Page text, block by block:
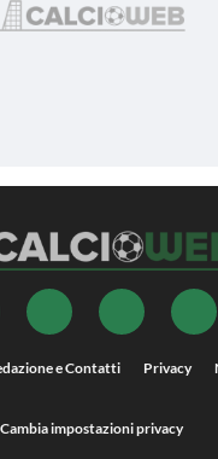
e Contatti Privacy
Cambia impostazioni privacy